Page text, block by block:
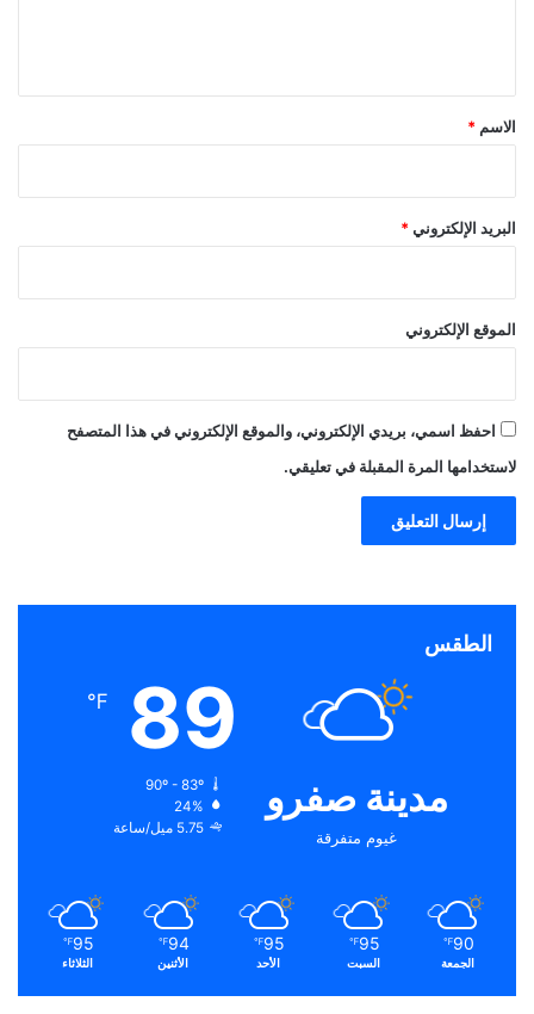
*
الاسم *
البريد الإلكتروني *
الموقع الإلكتروني
احفظ اسمي، بريدي الإلكتروني، والموقع الإلكتروني في هذا المتصفح
لاستخدامها المرة المقبلة في تعليقي.
الطقس
مدينة صفرو
غيوم متفرقة
89
℉
90º - 83º
24%
5.75 ميل/ساعة
90
℉
الجمعة
95
℉
السبت
95
℉
الأحد
94
℉
الأثنين
95
℉
الثلاثاء